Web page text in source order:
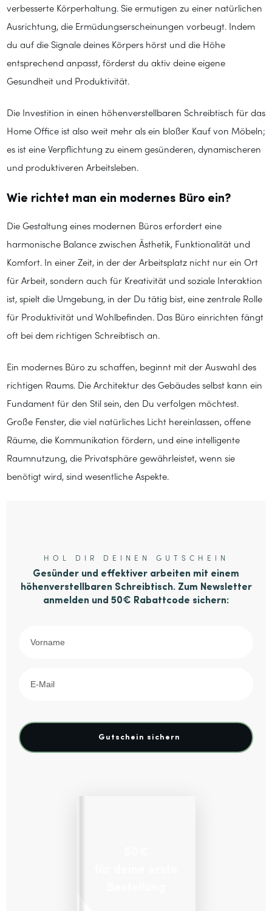
verbesserte Körperhaltung. Sie ermutigen zu einer natürlichen
Ausrichtung, die Ermüdungserscheinungen vorbeugt. Indem
du auf die Signale deines Körpers hörst und die Höhe
entsprechend anpasst, förderst du aktiv deine eigene
Gesundheit und Produktivität.
Die Investition in einen höhenverstellbaren Schreibtisch für das
Home Office ist also weit mehr als ein bloßer Kauf von Möbeln;
es ist eine Verpflichtung zu einem gesünderen, dynamischeren
und produktiveren Arbeitsleben.
Wie richtet man ein modernes Büro ein?
Die Gestaltung eines modernen Büros erfordert eine
harmonische Balance zwischen Ästhetik, Funktionalität und
Komfort. In einer Zeit, in der der Arbeitsplatz nicht nur ein Ort
für Arbeit, sondern auch für Kreativität und soziale Interaktion
ist, spielt die Umgebung, in der Du tätig bist, eine zentrale Rolle
für Produktivität und Wohlbefinden. Das Büro einrichten fängt
oft bei dem richtigen Schreibtisch an.
Ein modernes Büro zu schaffen, beginnt mit der Auswahl des
richtigen Raums. Die Architektur des Gebäudes selbst kann ein
Fundament für den Stil sein, den Du verfolgen möchtest.
Große Fenster, die viel natürliches Licht hereinlassen, offene
Räume, die Kommunikation fördern, und eine intelligente
Raumnutzung, die Privatsphäre gewährleistet, wenn sie
benötigt wird, sind wesentliche Aspekte.
HOL DIR DEINEN GUTSCHEIN
Gesünder und effektiver arbeiten mit einem
höhenverstellbaren Schreibtisch. Zum Newsletter
anmelden und 50€ Rabattcode sichern:
Gutschein sichern